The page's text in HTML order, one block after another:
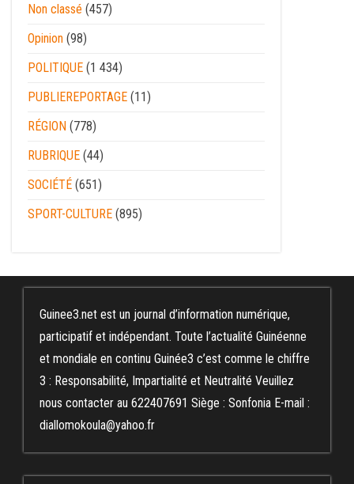
Non classé (457)
Opinion (98)
POLITIQUE (1 434)
PUBLIEREPORTAGE (11)
RÉGION (778)
RUBRIQUE (44)
SOCIÉTÉ (651)
SPORT-CULTURE (895)
Guinee3.net est un journal d’information numérique,
participatif et indépendant. Toute l’actualité Guinéenne
et mondiale en continu Guinée3 c’est comme le chiffre
3 : Responsabilité, Impartialité et Neutralité Veuillez
nous contacter au 622407691 Siège : Sonfonia E-mail :
diallomokoula@yahoo.fr